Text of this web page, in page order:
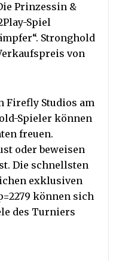
Prinzessin &
Spiel
Stronghold
von
Firefly Studios am
Spieler können
freuen.
oder beweisen
Die schnellsten
exklusiven
können sich
des Turniers